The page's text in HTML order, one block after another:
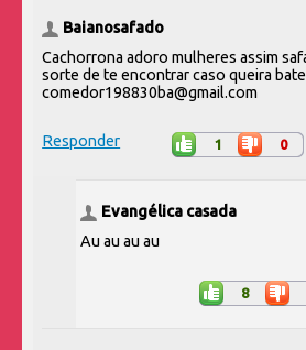
Baianosafado
Cachorrona adoro mulheres assim
sorte de te encontrar caso queira
comedor198830ba@gmail.com
Responder 1 0
Evangélica casada
Au au au au
8